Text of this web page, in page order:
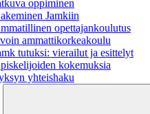
oppiminen
Jamkiin
opettajankoulutus
ammattikorkeakoulu
tutuksi: vierailut ja esittelyt
kokemuksia
yhteishaku